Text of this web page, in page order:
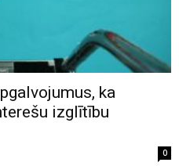
ka
izglītību
0